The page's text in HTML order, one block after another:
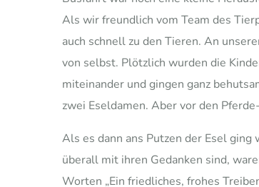
Als wir freundlich vom Team des
auch schnell zu den Tieren. An
von selbst. Plötzlich wurden die
miteinander und gingen ganz
zwei Eseldamen. Aber vor den
Als es dann ans Putzen der Esel
überall mit ihren Gedanken sind,
Worten „Ein friedliches, frohes